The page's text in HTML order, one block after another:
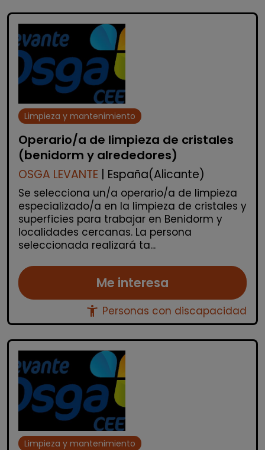
Limpieza y mantenimiento
Operario/a de limpieza de cristales
(benidorm y alrededores)
OSGA LEVANTE | España(Alicante)
Se selecciona un/a operario/a de limpieza
especializado/a en la limpieza de cristales y
superficies para trabajar en Benidorm y
localidades cercanas. La persona
seleccionada realizará ta...
Me interesa
accessibility_new Personas con discapacidad
Limpieza y mantenimiento